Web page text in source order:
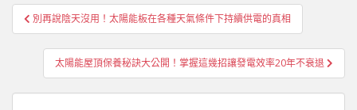
文
章
別再說陰天沒用！太陽能板在各種天氣條件下持續供電的真相
太陽能屋頂保養秘訣大公開！掌握這幾招讓發電效率20年不衰退